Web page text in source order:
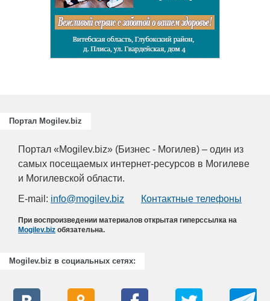
Портал Mogilev.biz
Портал «Mogilev.biz» (Бизнес - Могилев) – один из
самых посещаемых интернет-ресурсов в Могилеве
и Могилевской области.
E-mail: info@mogilev.biz Контактные телефоны
При воспроизведении материалов открытая гиперссылка на
Mogilev.biz обязательна.
Mogilev.biz в социальных сетях: